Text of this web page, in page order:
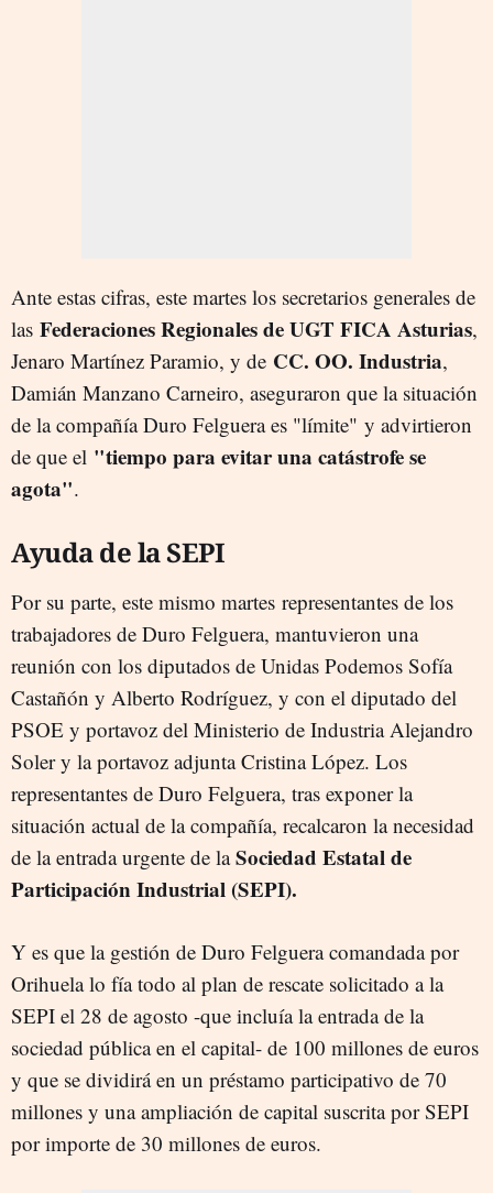
Ante estas cifras, este martes los secretarios generales de
las Federaciones Regionales de UGT FICA Asturias,
Jenaro Martínez Paramio, y de CC. OO. Industria,
Damián Manzano Carneiro, aseguraron que la situación
de la compañía Duro Felguera es "límite" y advirtieron
de que el "tiempo para evitar una catástrofe se
agota".
Ayuda de la SEPI
Por su parte, este mismo martes representantes de los
trabajadores de Duro Felguera, mantuvieron una
reunión con los diputados de Unidas Podemos Sofía
Castañón y Alberto Rodríguez, y con el diputado del
PSOE y portavoz del Ministerio de Industria Alejandro
Soler y la portavoz adjunta Cristina López. Los
representantes de Duro Felguera, tras exponer la
situación actual de la compañía, recalcaron la necesidad
de la entrada urgente de laSociedad Estatal de
Participación Industrial (SEPI).
Y es que la gestión de Duro Felguera comandada por
Orihuela lo fía todo al plan de rescate solicitado a la
SEPI el 28 de agosto -que incluía la entrada de la
sociedad pública en el capital- de 100 millones de euros
y que se dividirá en un préstamo participativo de 70
millones y una ampliación de capital suscrita por SEPI
por importe de 30 millones de euros.